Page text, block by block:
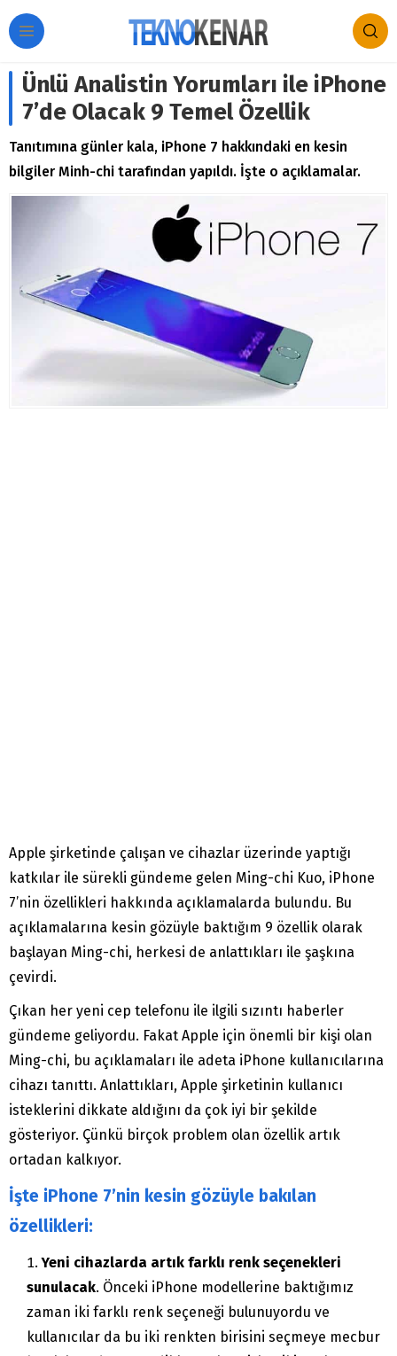
Ünlü Analistin Yorumları ile iPhone
7’de Olacak 9 Temel Özellik
Tanıtımına günler kala, iPhone 7 hakkındaki en kesin
bilgiler Minh-chi tarafından yapıldı. İşte o açıklamalar.
Apple şirketinde çalışan ve cihazlar üzerinde yaptığı
katkılar ile sürekli gündeme gelen Ming-chi Kuo, iPhone
7’nin özellikleri hakkında açıklamalarda bulundu. Bu
açıklamalarına kesin gözüyle baktığım 9 özellik olarak
başlayan Ming-chi, herkesi de anlattıkları ile şaşkına
çevirdi.
Çıkan her yeni cep telefonu ile ilgili sızıntı haberler
gündeme geliyordu. Fakat Apple için önemli bir kişi olan
Ming-chi, bu açıklamaları ile adeta iPhone kullanıcılarına
cihazı tanıttı. Anlattıkları, Apple şirketinin kullanıcı
isteklerini dikkate aldığını da çok iyi bir şekilde
gösteriyor. Çünkü birçok problem olan özellik artık
ortadan kalkıyor.
İşte iPhone 7’nin kesin gözüyle bakılan
özellikleri:
Yeni cihazlarda artık farklı renk seçenekleri
sunulacak. Önceki iPhone modellerine baktığımız
zaman iki farklı renk seçeneği bulunuyordu ve
kullanıcılar da bu iki renkten birisini seçmeye mecbur